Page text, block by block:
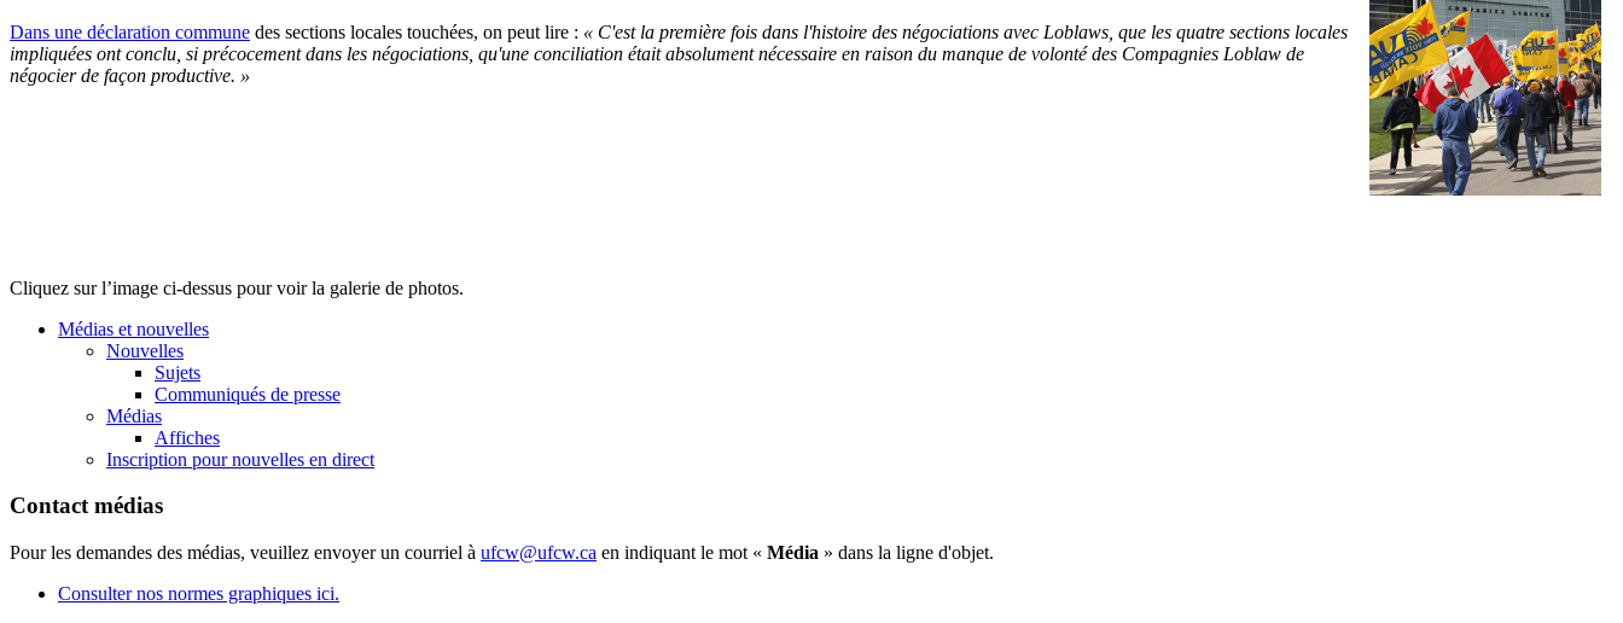
Dans une déclaration commune des sections locales touchées, on peut lire : « C'est la première fois dans l'histoire des négociations avec Loblaws, que les quatre sections locales
impliquées ont conclu, si précocement dans les négociations, qu'une conciliation était absolument nécessaire en raison du manque de volonté des Compagnies Loblaw de
négocier de façon productive. »
Cliquez sur l’image ci-dessus pour voir la galerie de photos.
Médias et nouvelles
Nouvelles
Sujets
Communiqués de presse
Médias
Affiches
Inscription pour nouvelles en direct
Contact médias
Pour les demandes des médias, veuillez envoyer un courriel à ufcw@ufcw.ca en indiquant le mot « Média » dans la ligne d'objet.
Consulter nos normes graphiques ici.